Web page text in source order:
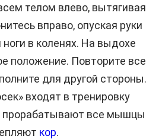
телом влево, вытягивая
вправо, опуская руки
ноги в коленях. На выдохе
положение. Повторите все
для другой стороны.
входят в тренировку
прорабатывают все мышцы
кор.